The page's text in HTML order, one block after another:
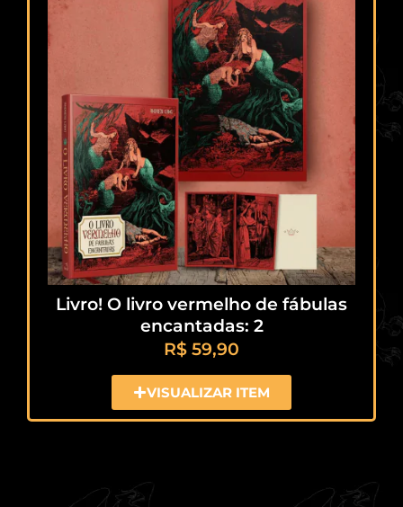
Livro! O livro vermelho de fábulas
encantadas: 2
R$ 59,90
VISUALIZAR ITEM